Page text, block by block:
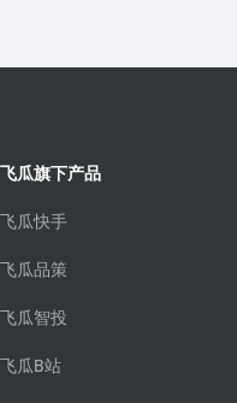
飞瓜旗下产品
飞瓜快手
飞瓜品策
飞瓜智投
飞瓜B站